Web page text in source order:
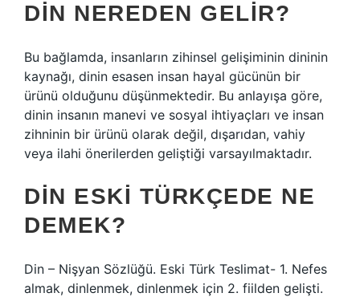
DIN NEREDEN GELIR?
Bu bağlamda, insanların zihinsel gelişiminin dininin
kaynağı, dinin esasen insan hayal gücünün bir
ürünü olduğunu düşünmektedir. Bu anlayışa göre,
dinin insanın manevi ve sosyal ihtiyaçları ve insan
zihninin bir ürünü olarak değil, dışarıdan, vahiy
veya ilahi önerilerden geliştiği varsayılmaktadır.
DIN ESKI TÜRKÇEDE NE
DEMEK?
Din – Nişyan Sözlüğü. Eski Türk Teslimat- 1. Nefes
almak, dinlenmek, dinlenmek için 2. fiilden gelişti.